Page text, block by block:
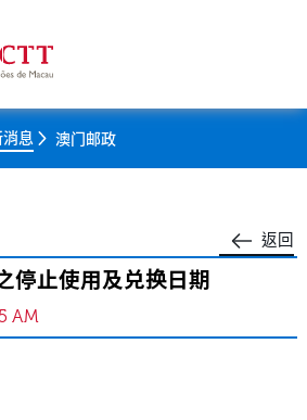
息 澳门邮政
返回
停止使用及兑换日期
AM